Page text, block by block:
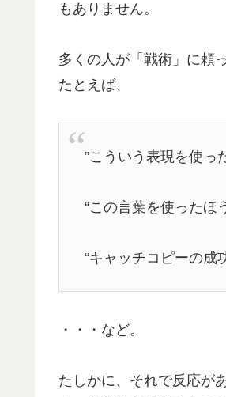
もありません。
多くの人が「戦術」に頼
たとえば、
”こういう表現を使っ
“この言葉を使ったほ
“キャッチコピーの成
・・・など。
たしかに、それで反応が